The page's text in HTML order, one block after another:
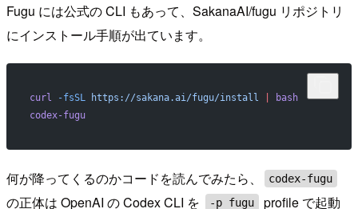
Fugu には公式の CLI もあって、SakanaAI/fugu リポジトリ
にインストール手順が出ています。
curl -fsSL https://sakana.ai/fugu/install
bash
codex-fugu
何が降ってくるのかコードを読んでみたら、 codex-fugu
の正体は OpenAI の Codex CLI を -p fugu
profile で起動